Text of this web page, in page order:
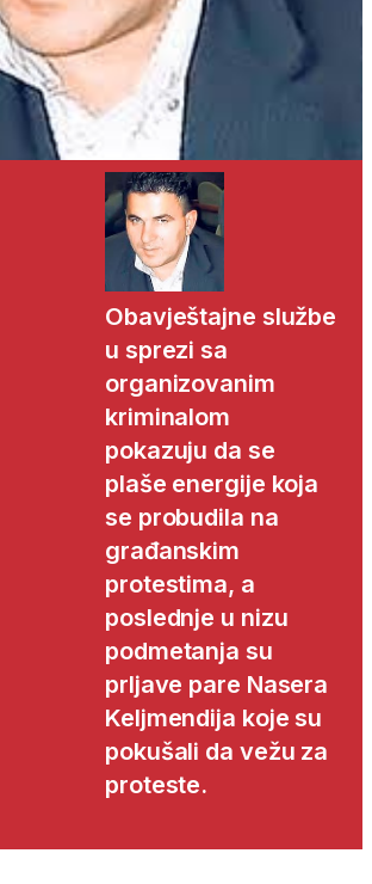
Obavještajne službe
u sprezi sa
organizovanim
kriminalom
pokazuju da se
plaše energije koja
se probudila na
građanskim
protestima, a
poslednje u nizu
podmetanja su
prljave pare Nasera
Keljmendija koje su
pokušali da vežu za
proteste.